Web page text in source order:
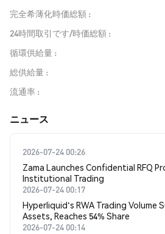
完全希薄化時価総額
24時間取引です/時価総額
循環供給量
総供給量
流通率
​​ニュース​​
2026-07-24 00:26
Zama Launches Confidential RFQ
Institutional Trading
2026-07-24 00:17
Hyperliquid's RWA Trading Volume
Assets, Reaches 54% Share
2026-07-24 00:14